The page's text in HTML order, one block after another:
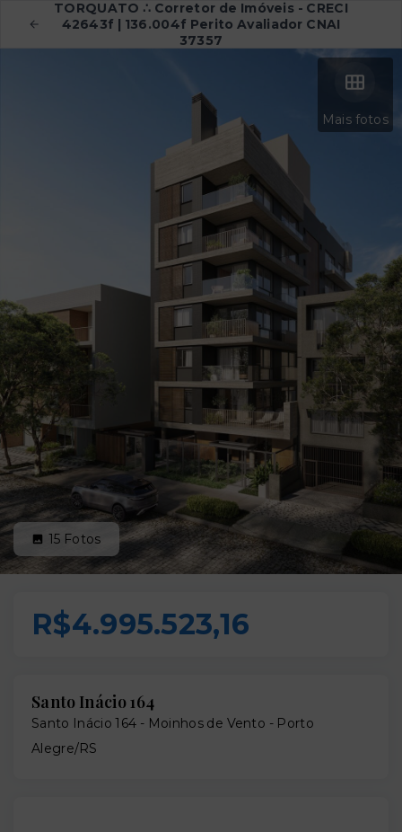
TORQUATO ∴ Corretor de Imóveis - CRECI
42643f | 136.004f Perito Avaliador CNAI
37357
Mais fotos
15 Fotos
R$4.995.523,16
Santo Inácio 164
Santo Inácio 164 - Moinhos de Vento - Porto
Alegre/RS